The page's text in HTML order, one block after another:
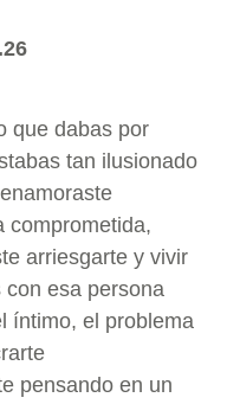
que dabas por
tan ilusionado
comprometida,
arriesgarte y vivir
esa persona
íntimo, el problema
pensando en un